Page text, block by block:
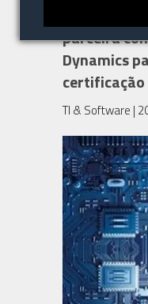
parceira
Dynamics
TI & Software |